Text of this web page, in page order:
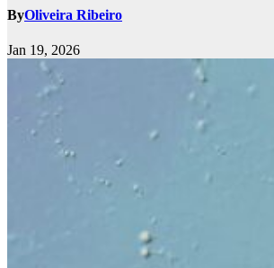
ByOliveira Ribeiro
Jan 19, 2026